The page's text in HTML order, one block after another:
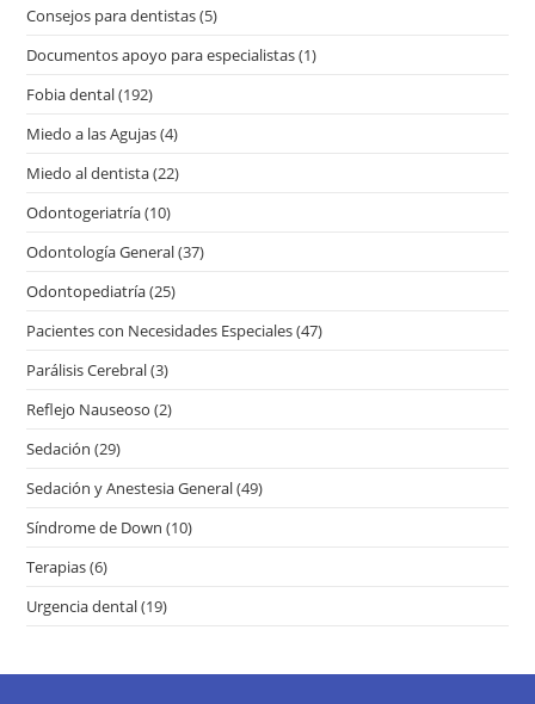
Consejos para dentistas(5)
Documentos apoyo para especialistas(1)
Fobia dental(192)
Miedo a las Agujas(4)
Miedo al dentista(22)
Odontogeriatría(10)
Odontología General(37)
Odontopediatría(25)
Pacientes con Necesidades Especiales(47)
Parálisis Cerebral(3)
Reflejo Nauseoso (2)
Sedación (29)
Sedación y Anestesia General(49)
Síndrome de Down (10)
Terapias(6)
Urgencia dental(19)